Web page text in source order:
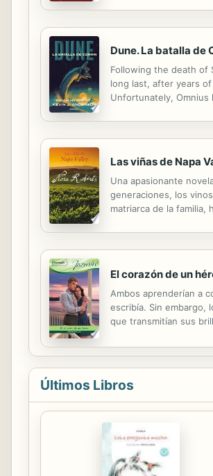
Dune. La batalla de
Following the death of
long last, after years
Unfortunately, Omnius
Las viñas de Napa
Una apasionante
generaciones, los
matriarca de la familia,
El corazón de un
Ambos aprenderían a
escribía. Sin embargo,
que transmitían sus
Últimos Libros